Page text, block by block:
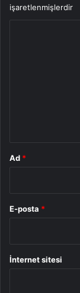
işaretlenmişlerdir
Ad *
E-posta *
İnternet sitesi